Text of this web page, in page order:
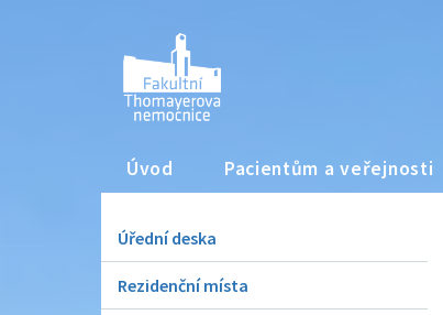
Úvod Pacientům a veřejnosti
Úřední deska
Rezidenční místa